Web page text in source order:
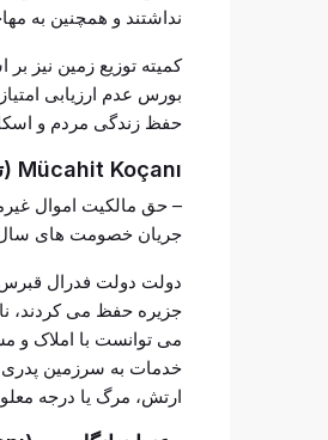
نداشتند و همچنین به
بورس عدم ارزیابی
حفظ زندگی مردم و
Mücahit Koçanı (ترکی)
– حق مالکیت اموال
جریان خصومت های سال 1974 جان خود را از دست داده یا معلول شده اند (قانون 41/1977 بند 2 (1).52/1995
دولت دولت فدرال قبرس
می توانست با املاک و
خدمات به سرزمین پدری
ارتش، مرگ یا درجه